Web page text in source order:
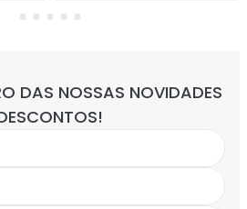
DAS NOSSAS NOVIDADES